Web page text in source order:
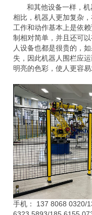
和其他设备一样，
相比，机器人更加复杂
工作和动作基本上是依
制相对简单，并且还可
人设备也都是很贵的，
失，因此机器人围栏应
明亮的色彩，使人更容易
手机： 137 8068 0320/